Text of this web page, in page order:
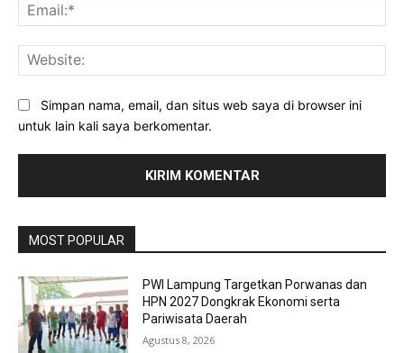
Simpan nama, email, dan situs web saya di browser ini
untuk lain kali saya berkomentar.
MOST POPULAR
PWI Lampung Targetkan Porwanas dan
HPN 2027 Dongkrak Ekonomi serta
Pariwisata Daerah
Agustus 8, 2026